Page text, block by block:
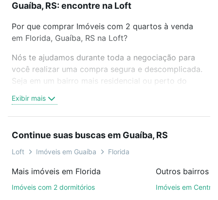
Guaíba, RS: encontre na Loft
Por que comprar Imóveis com 2 quartos à venda
em Florida, Guaíba, RS na Loft?
Nós te ajudamos durante toda a negociação para
você realizar uma compra segura e descomplicada.
Seja em um bairro mais residencial ou perto do
oferta ideal de Imóveis com 2 quartos à venda em
Florida, Guaíba, RS para conquistar seu sonho.
é grátis, sem compromisso e você ainda conta com
mais de 46 mil corretores e imobiliárias te ajudando
Como escolher um imóvel?
Exibir mais
Continue suas buscas em Guaíba, RS
Loft Imóveis em Guaíba Florida
Mais imóveis em Florida
Imóveis com 2 dormitórios
Outros bairros
Imóveis em Centro